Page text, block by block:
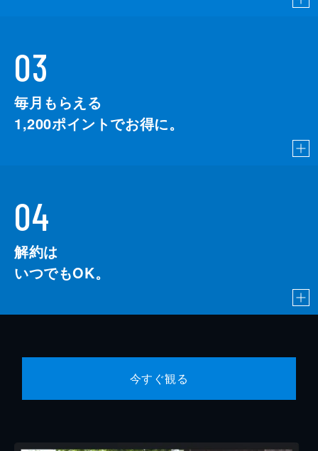
03
毎月もらえる
1,200ポイントでお得に。
04
解約は
いつでもOK。
今すぐ観る